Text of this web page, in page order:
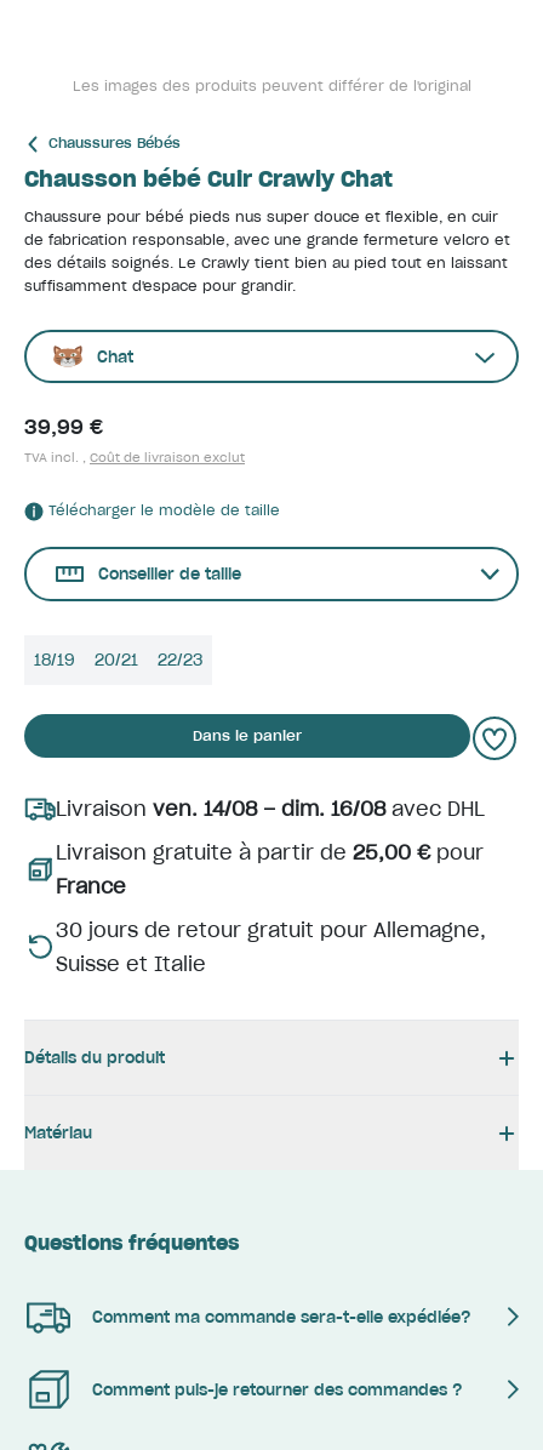
Les images des produits peuvent différer de l'original
Chaussures Bébés
Chausson bébé Cuir Crawly Chat
Chaussure pour bébé pieds nus super douce et flexible, en cuir
de fabrication responsable, avec une grande fermeture velcro et
des détails soignés. Le Crawly tient bien au pied tout en laissant
suffisamment d'espace pour grandir.
Chat
39,99 €
TVA incl. , Coût de livraison exclut
Télécharger le modèle de taille
Conseiller de taille
18/19 20/21 22/23
Dans le panier
Livraison ven. 14/08 – dim. 16/08avec DHL
Livraison gratuite à partir de 25,00 €pour
France
30 jours de retour gratuit pour Allemagne,
Suisse et Italie
Détails du produit
Matériau
Questions fréquentes
Comment ma commande sera-t-elle expédiée?
Comment puis-je retourner des commandes ?